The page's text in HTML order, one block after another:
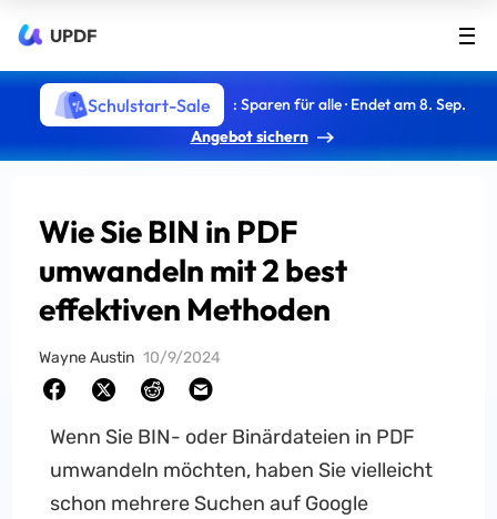
UPDF
Schulstart-Sale
: Sparen für alle · Endet am 8. Sep.
Angebot sichern
Wie Sie BIN in PDF
umwandeln mit 2 best
effektiven Methoden
Wayne Austin 10/9/2024
Wenn Sie BIN- oder Binärdateien in PDF
umwandeln möchten, haben Sie vielleicht
schon mehrere Suchen auf Google